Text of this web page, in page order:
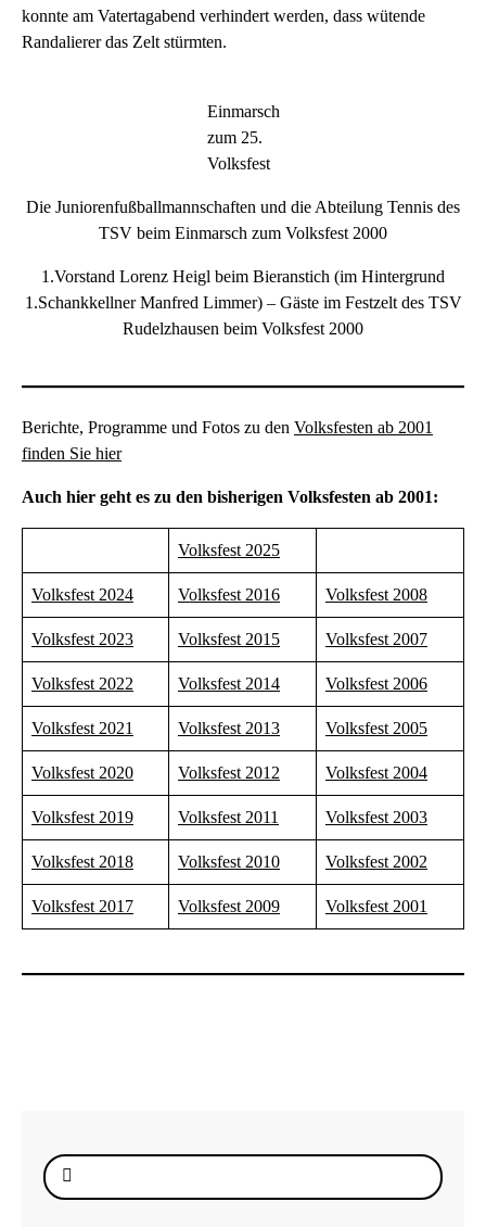
konnte am Vatertagabend verhindert werden, dass wütende
Randalierer das Zelt stürmten.
Einmarsch
zum 25.
Volksfest
Die Juniorenfußballmannschaften und die Abteilung Tennis des
TSV beim Einmarsch zum Volksfest 2000
1.Vorstand Lorenz Heigl beim Bieranstich (im Hintergrund
1.Schankkellner Manfred Limmer) – Gäste im Festzelt des TSV
Rudelzhausen beim Volksfest 2000
Berichte, Programme und Fotos zu den Volksfesten ab 2001
finden Sie hier
Auch hier geht es zu den bisherigen Volksfesten ab 2001:
Volksfest 2025
Volksfest 2024 Volksfest 2016 Volksfest 2008
Volksfest 2023 Volksfest 2015 Volksfest 2007
Volksfest 2022 Volksfest 2014 Volksfest 2006
Volksfest 2021 Volksfest 2013 Volksfest 2005
Volksfest 2020 Volksfest 2012 Volksfest 2004
Volksfest 2019 Volksfest 2011 Volksfest 2003
Volksfest 2018 Volksfest 2010 Volksfest 2002
Volksfest 2017 Volksfest 2009 Volksfest 2001
Suche
nach: